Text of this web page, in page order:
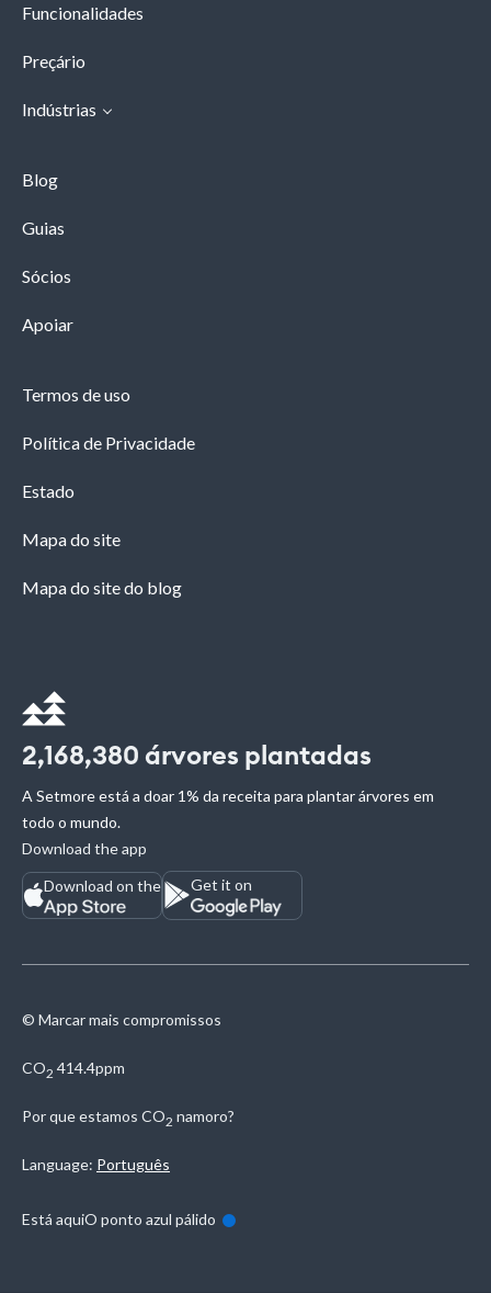
Funcionalidades
Preçário
Indústrias
Blog
Guias
Sócios
Apoiar
Termos de uso
Política de Privacidade
Estado
Mapa do site
Mapa do site do blog
2,168,380 árvores plantadas
A Setmore está a doar 1% da receita para plantar árvores em
todo o mundo.
Download the app
Download on the
Get it on
© Marcar mais compromissos
CO2 414.4ppm
Por que estamos CO2 namoro?
Language: Português
Está aquiO ponto azul pálido